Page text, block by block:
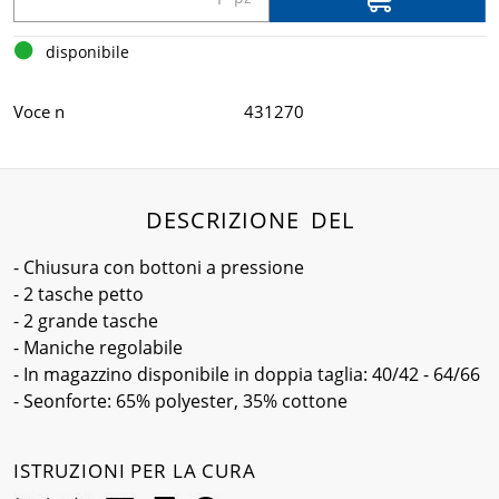
disponibile
Voce n 431270
DESCRIZIONE DEL
- Chiusura con bottoni a pressione
- 2 tasche petto
- 2 grande tasche
- Maniche regolabile
- In magazzino disponibile in doppia taglia: 40/42 - 64/66
- Seonforte: 65% polyester, 35% cottone
ISTRUZIONI PER LA CURA